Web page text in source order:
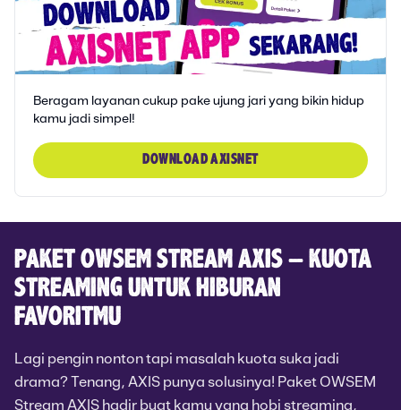
Beragam layanan cukup pake ujung jari yang bikin hidup
kamu jadi simpel!
DOWNLOAD AXISNET
PAKET OWSEM STREAM AXIS – KUOTA
STREAMING UNTUK HIBURAN
FAVORITMU
Lagi pengin nonton tapi masalah kuota suka jadi
drama? Tenang, AXIS punya solusinya! Paket OWSEM
Stream AXIS hadir buat kamu yang hobi streaming,